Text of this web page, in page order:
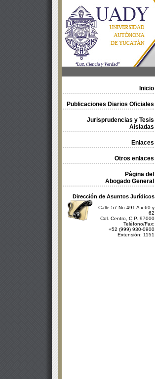
Inicio
Publicaciones Diarios Oficiales
Jurisprudencias y Tesis
Aisladas
Enlaces
Otros enlaces
Página del
Abogado General
Dirección de Asuntos Jurídicos
Calle 57 No 491 A x 60 y
62
Col. Centro, C.P. 97000
Teléfono/Fax:
+52 (999) 930-0900
Extensión: 1151